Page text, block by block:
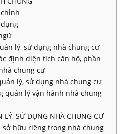
lý, sử dụng nhà chung cư
định diện tích căn hộ, phần
chung cư
lý, sử dụng nhà chung cư
quản lý vận hành nhà chung
SỬ DỤNG NHÀ CHUNG CƯ
sở hữu riêng trong nhà chung